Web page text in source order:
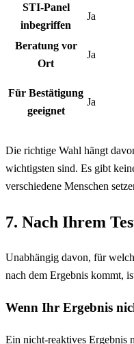
STI-Panel
inbegriffen
Ja
Beratung vor
Ort
Ja
Für Bestätigung
geeignet
Ja
Die richtige Wahl hängt
wichtigsten sind. Es gibt
verschiedene Menschen
7. Nach Ihrem
Unabhängig davon, für
nach dem Ergebnis kommt,
Wenn Ihr Ergebnis
Ein nicht-reaktives Ergebnis